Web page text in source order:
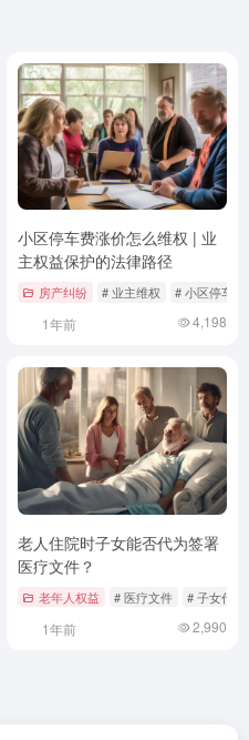
# 案例分析
小区停车费涨价怎么维权 | 业
主权益保护的法律路径
房产纠纷 # 业主维权 # 小区停车费
1年前 4,198
# 法律指南
老人住院时子女能否代为签署
医疗文件？
老年人权益 # 医疗文件 # 子女代签
1年前 2,990